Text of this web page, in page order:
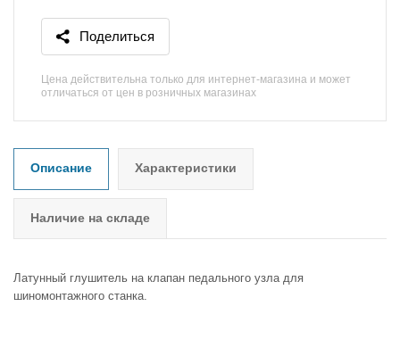
Поделиться
Цена действительна только для интернет-магазина и может
отличаться от цен в розничных магазинах
Описание Характеристики
Наличие на складе
Латунный глушитель на клапан педального узла для
шиномонтажного станка.